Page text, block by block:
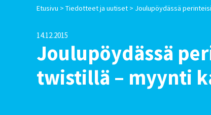
Etusivu > Tiedotteet ja uutiset >
14.12.2015
Joulupöydässä
twistillä – myynti